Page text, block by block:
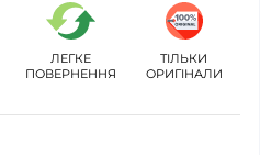
ЛЕГКЕ
ПОВЕРНЕННЯ
ТІЛЬКИ
ОРИГІНАЛИ